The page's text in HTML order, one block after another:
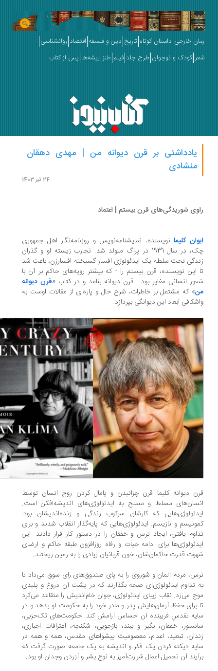
خارجی داستان کوتاه تاریخ دین و فلسفه اقتصاد روانشناسی
کودک و نوجوان طرح جلد فیلم طنز ریشه‌ها پس از کتاب
یادداشتی بر قرن دیوانه من | مهدی دهقان
منشادی
شوریدگی‌های قرن بیستم | اعتماد
کلیمانویسنده، نمایشنامه‌نویس و روزنامه‌نگار اهل جمهوری
چک، در سال 1931 در پراگ متولد شد. تجارب زیسته او‌ و گذران
تحت سلطه یک ایدئولوژی افسار گسیخته افسارزن، باعث شد
این نویسنده، قرن بیستم را - که بیشتر رویه‌های حاکم بر آن با
انسانی مغایر بود - قرن دیوانه بنامد و در کتاب «قرن دیوانه
» که مشتمل بر خاطرات، شرح حال و پاره‌ای از مقالات اوست به
ابعاد این دیوانگی بپردازد.
دیوانه کلیما قرن چزانیدن و پامال کردن روح انسان توسط
مسلط و مسلح به ایدئولوژی‌های اندیشه‌افکن است.
که کارشان سرکوب زندگی و زنده‌اندیشان بود:
و نازیسم. ایدئولوژی‌هایی که پایه‌گذار انقلاب شدند و برای
یافتن‌، ایجاد ترس و خفقان را در دستور کار قرار دادند. این
برای ادامه حیات و رفاه روزافزون طبقه حاکم و ارضای
قدرت حاکمان‌شان، خون قربانیان زیادی را به زمین ریختند.
مردم آلمان و شوروی را به پای صندوق‌های رای سوق می‌داد تا
تداوم ایدئولوژی‌ای صحه بگذارند که در پشت آن دروغ و پلیدی
می‌زد. نقاب زیبای ایدئولوژی، جوان خام‌اندیش را متقاعد می‌کرد
برای حفظ آرمان‌هایش پدر و مادر خود را به حکومت لو بدهد و در
تقدسِ فریبنده آن احساس آرامش کند. حکومت‌های تک‌حزبی،
خفقان، بگیر و ببند، بازجویی، شکنجه، اعترافات اجباری،
تبعید، اعدام، معصومیت پیشواهای مقدس، همه و همه در
دیکته کردن یک فکر و اندیشه به یک جامعه صورت گرفت که
آن تحمیل اعمال شرارت‌آمیز به نوع بشر و آزردن وجدان او بود.